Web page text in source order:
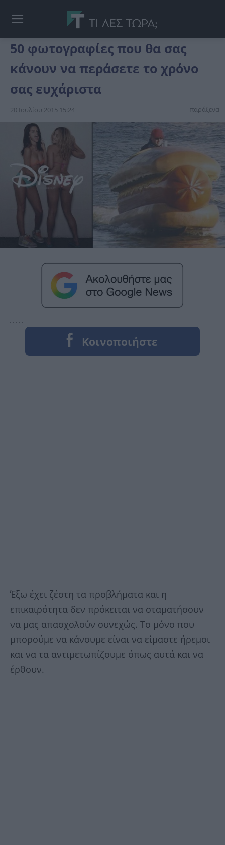
50 φωτογραφίες που θα σας
κάνουν να περάσετε το χρόνο
σας ευχάριστα
20 Ιουλίου 2015 15:24 παράξενα
Έξω έχει ζέστη τα προβλήματα και η
επικαιρότητα δεν πρόκειται να σταματήσουν
να μας απασχολούν συνεχώς. Το μόνο που
μπορούμε να κάνουμε είναι να είμαστε ήρεμοι
και να τα αντιμετωπίζουμε όπως αυτά και να
έρθουν.